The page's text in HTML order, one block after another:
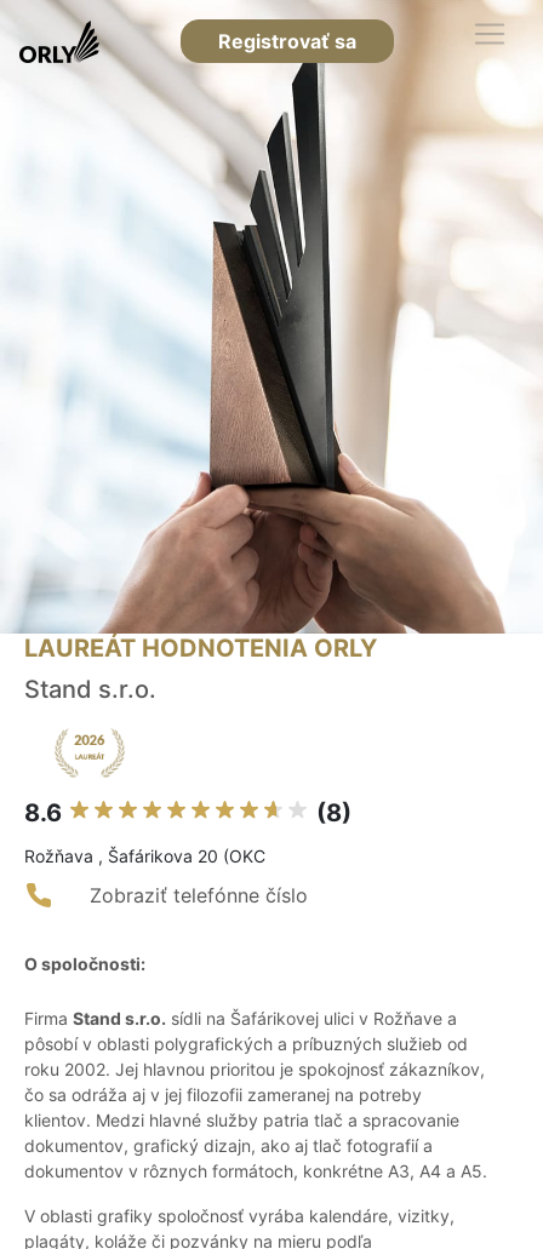
Registrovať sa
LAUREÁT HODNOTENIA ORLY
Stand s.r.o.
8.6 (8)
Rožňava , Šafárikova 20 (OKC
Zobraziť telefónne číslo
O spoločnosti:
Firma Stand s.r.o. sídli na Šafárikovej ulici v Rožňave a
pôsobí v oblasti polygrafických a príbuzných služieb od
roku 2002. Jej hlavnou prioritou je spokojnosť zákazníkov,
čo sa odráža aj v jej filozofii zameranej na potreby
klientov. Medzi hlavné služby patria tlač a spracovanie
dokumentov, grafický dizajn, ako aj tlač fotografií a
dokumentov v rôznych formátoch, konkrétne A3, A4 a A5.
V oblasti grafiky spoločnosť vyrába kalendáre, vizitky,
plagáty, koláže či pozvánky na mieru podľa